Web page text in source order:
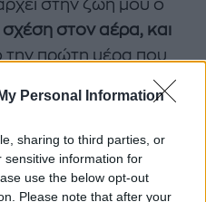
Personal Information
sharing to third parties, or
sensitive information for
use the below opt-out
Please note that after your
στην ζωή μου ο
σχέση στον αέρα, και
την πρώτη μέρα που